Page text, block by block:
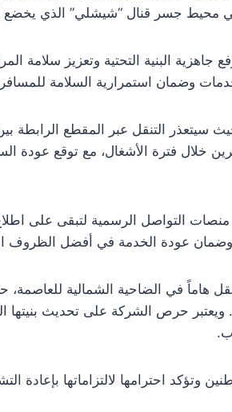
في محيط جسر قنال “شيشلي” الذي يخضع
البنية التحتية وتعزيز سلامة
وضمان استمرارية السلامة
سيتعذر التنقل عبر المقطع
خلال فترة الأشغال، مع توقع عودة
التواصل الرسمية لتبقى على اطلاع
وضمان عودة الخدمة في أفضل الظروف
في الضاحية الشمالية للعاصمة،
ويعتبر حرص الشركة على تحديث بنيتها
وتؤكد احترامها لالتزاماتها بإعادة